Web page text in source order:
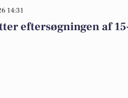
14:31
eftersøgningen af